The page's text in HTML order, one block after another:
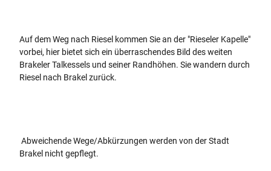
Auf dem Weg nach Riesel kommen Sie an der "Rieseler Kapelle"
vorbei, hier bietet sich ein überraschendes Bild des weiten
Brakeler Talkessels und seiner Randhöhen. Sie wandern durch
Riesel nach Brakel zurück.
Abweichende Wege/Abkürzungen werden von der Stadt
Brakel nicht gepflegt.